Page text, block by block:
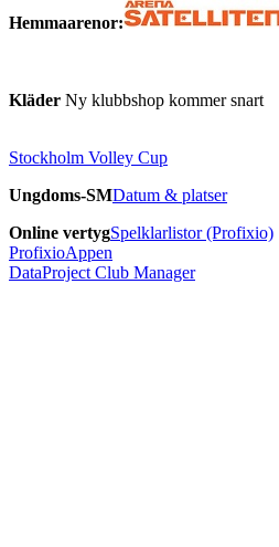
Hemmaarenor:
Kläder Ny klubbshop kommer snart
Stockholm Volley Cup
Ungdoms-SMDatum & platser
Online vertygSpelklarlistor (Profixio)
ProfixioAppen
DataProject Club Manager